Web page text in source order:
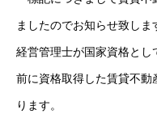
ましたのでお知らせ致し
経営管理士が国家資格とし
前に資格取得した賃貸不動
ります。